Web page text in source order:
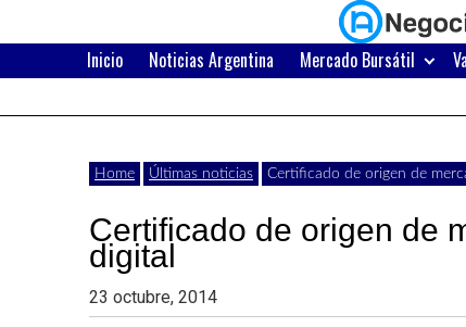
content
Negocios
con
Argentina
Últimas
noticias,
y
actualidad
de
negocios
Inicio Noticias Argentina Mercado Bursátil
Home Últimas noticias Certificado de origen de
Certificado de origen de
digital
23 octubre, 2014